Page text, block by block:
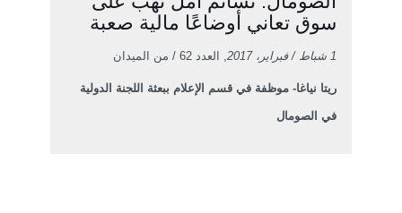
سوق تعاني أوضاعًا مالية صعبة
1 شباط / فبراير، 2017 , العدد 62 / من الميدان
ريتا نياغا- موظفة في قسم الإعلام ببعثة اللجنة الدولية
في الصومال